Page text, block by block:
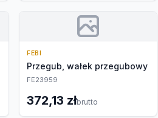
FEBI
Przegub, wałek przegubowy
FE23959
372,13 złbrutto